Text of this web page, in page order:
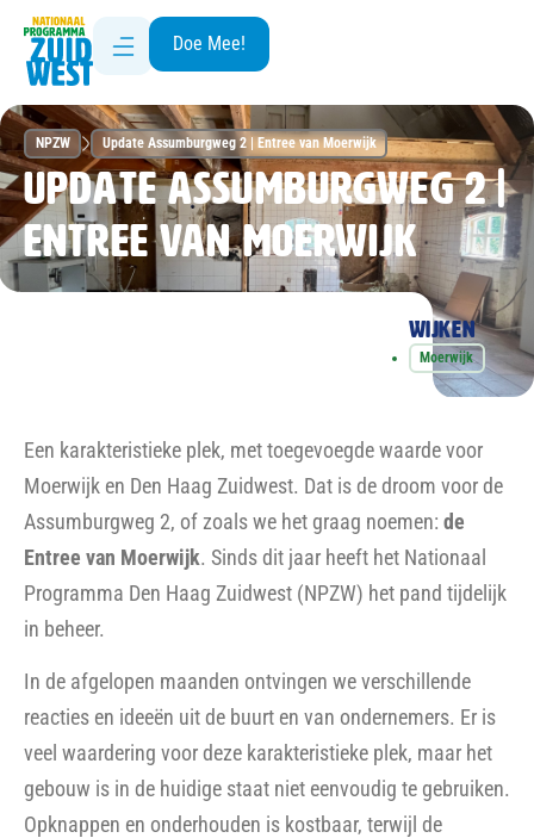
Doe Mee!
NPZW Update Assumburgweg 2 | Entree van Moerwijk
Update Assumburgweg 2 |
Entree van Moerwijk
Wijken
Moerwijk
Een karakteristieke plek, met toegevoegde waarde voor
Moerwijk en Den Haag Zuidwest. Dat is de droom voor de
Assumburgweg 2, of zoals we het graag noemen: de
Entree van Moerwijk. Sinds dit jaar heeft het Nationaal
Programma Den Haag Zuidwest (NPZW) het pand tijdelijk
in beheer.
In de afgelopen maanden ontvingen we verschillende
reacties en ideeën uit de buurt en van ondernemers. Er is
veel waardering voor deze karakteristieke plek, maar het
gebouw is in de huidige staat niet eenvoudig te gebruiken.
Opknappen en onderhouden is kostbaar, terwijl de